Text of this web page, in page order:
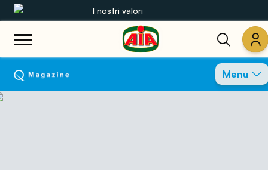
I nostri valori
Le nostre gamme
Ricette
Menu